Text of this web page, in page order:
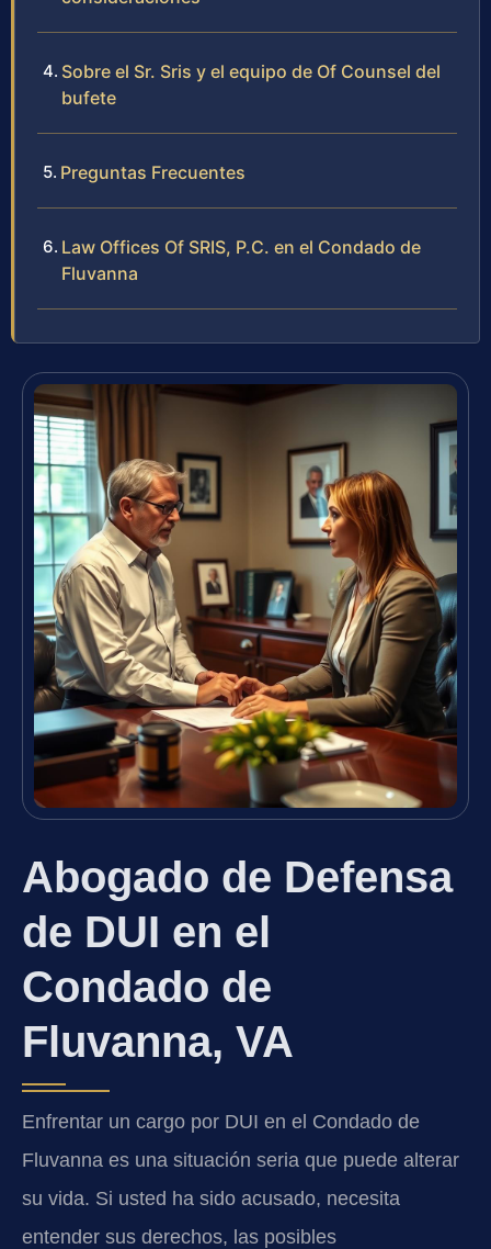
Sobre el Sr. Sris y el equipo de Of Counsel del
bufete
Preguntas Frecuentes
Law Offices Of SRIS, P.C. en el Condado de
Fluvanna
Abogado de Defensa
de DUI en el
Condado de
Fluvanna, VA
Enfrentar un cargo por DUI en el Condado de
Fluvanna es una situación seria que puede alterar
su vida. Si usted ha sido acusado, necesita
entender sus derechos, las posibles